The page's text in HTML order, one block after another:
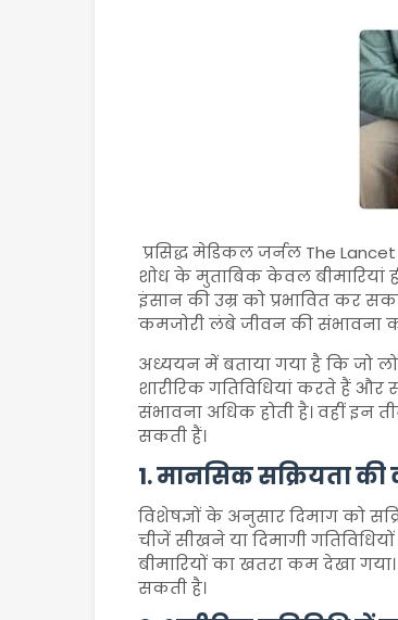
प्रसिद्ध मेडिकल जर्नल The Lancet
शोध के मुताबिक केवल बीमारियां
इंसान की उम्र को प्रभावित कर
कमजोरी लंबे जीवन की संभावना
अध्ययन में बताया गया है कि जो
शारीरिक गतिविधियां करते हैं
संभावना अधिक होती है। वहीं इन
सकती हैं।
1. मानसिक सक्रियता की
विशेषज्ञों के अनुसार दिमाग को
चीजें सीखने या दिमागी
बीमारियों का खतरा कम देखा
सकती है।